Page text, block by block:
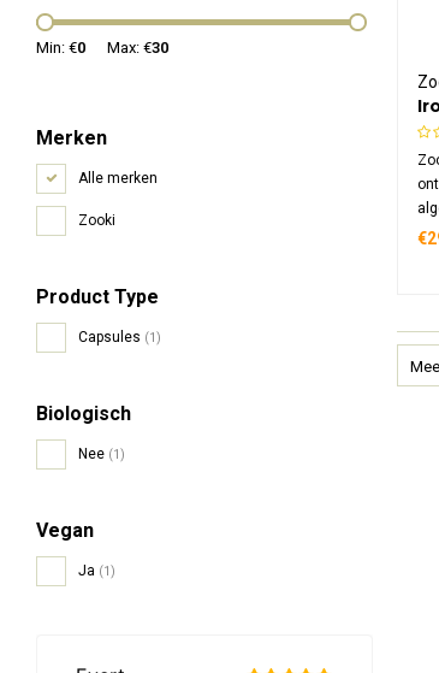
Min: €0 Max: €30
Merken
Alle merken
Zooki
Product Type
Capsules (1)
Biologisch
Nee (1)
Vegan
Ja (1)